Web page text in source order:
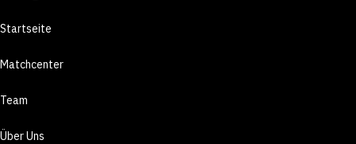
Startseite
Matchcenter
Team
Über Uns